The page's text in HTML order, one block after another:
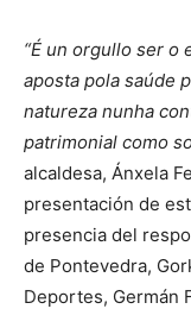
“É un orgullo ser o
aposta pola saúde
natureza nunha
patrimonial como
alcaldesa, Ánxela
presentación de
presencia del
de Pontevedra,
Deportes, Germán